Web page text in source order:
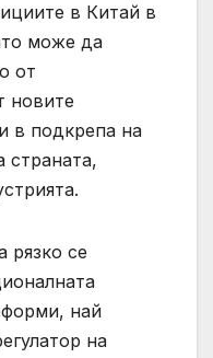
в Китай в
може да
от
новите
в подкрепа на
страната,
рязко се
най
на